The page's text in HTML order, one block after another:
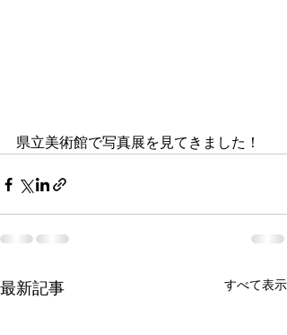
県立美術館で写真展を見てきました！
最新記事 すべて表示